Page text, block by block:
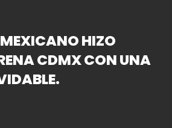
MEXICANO HIZO
CDMX CON UNA